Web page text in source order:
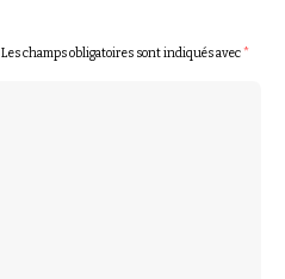
Les champs obligatoires sont indiqués avec*